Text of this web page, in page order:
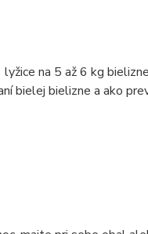
na 5 až 6 kg
bielej bielizne a ako